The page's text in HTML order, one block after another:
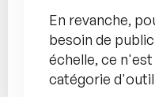
En revanche,
besoin de
échelle, ce
catégorie